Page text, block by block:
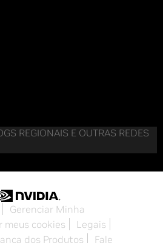
REGIONAIS E OUTRAS REDES
Gerenciar Minha
meus cookies
Legais
dos Produtos Fale